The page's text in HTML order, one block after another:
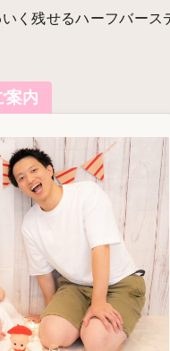
く残せるハーフバース
案内